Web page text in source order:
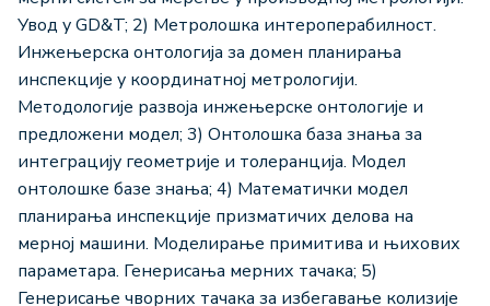
Увод у GD&T; 2) Метролошка интероперабилност.
Инжењерска онтологија за домен планирања
инспекције у координатној метрологији.
Методологије развоја инжењерске онтологије и
предложени модел; 3) Онтолошка база знања за
интеграцију геометрије и толеранција. Модел
онтолошке базе знања; 4) Математички модел
планирања инспекције призматичих делова на
мерној машини. Моделирање примитива и њихових
параметара. Генерисања мерних тачака; 5)
Генерисање чворних тачака за избегавање колизије